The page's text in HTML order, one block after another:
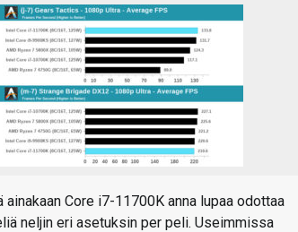
Core i7-11700K anna lupaa odottaa
neljin eri asetuksin per peli. Useimmissa